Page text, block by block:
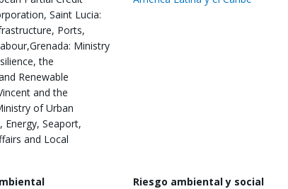
Saint Lucia:
Ports,
Ministry
the
Renewable
and the
of Urban
Energy, Seaport,
and Local
Riesgo ambiental y social